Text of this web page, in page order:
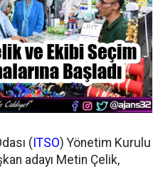
( ITSO) Yönetim Kurulu
adayı Metin Çelik,